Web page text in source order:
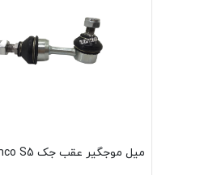
میل موجگیر عقب جک B.mco S5